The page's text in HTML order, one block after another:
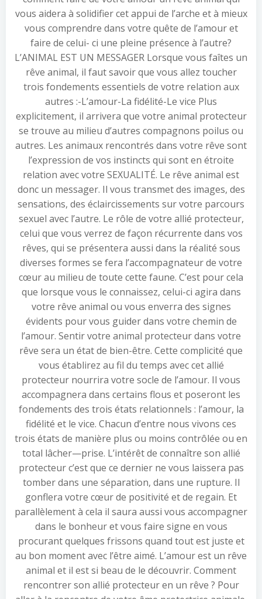
vous aidera à solidifier cet appui de l’arche et à mieux
vous comprendre dans votre quête de l’amour et
faire de celui- ci une pleine présence à l’autre?
L’ANIMAL EST UN MESSAGER Lorsque vous faîtes un
rêve animal, il faut savoir que vous allez toucher
trois fondements essentiels de votre relation aux
autres :-L’amour-La fidélité-Le vice Plus
explicitement, il arrivera que votre animal protecteur
se trouve au milieu d’autres compagnons poilus ou
autres. Les animaux rencontrés dans votre rêve sont
l’expression de vos instincts qui sont en étroite
relation avec votre SEXUALITÉ. Le rêve animal est
donc un messager. Il vous transmet des images, des
sensations, des éclaircissements sur votre parcours
sexuel avec l’autre. Le rôle de votre allié protecteur,
celui que vous verrez de façon récurrente dans vos
rêves, qui se présentera aussi dans la réalité sous
diverses formes se fera l’accompagnateur de votre
cœur au milieu de toute cette faune. C’est pour cela
que lorsque vous le connaissez, celui-ci agira dans
votre rêve animal ou vous enverra des signes
évidents pour vous guider dans votre chemin de
l’amour. Sentir votre animal protecteur dans votre
rêve sera un état de bien-être. Cette complicité que
vous établirez au fil du temps avec cet allié
protecteur nourrira votre socle de l’amour. Il vous
accompagnera dans certains flous et poseront les
fondements des trois états relationnels : l’amour, la
fidélité et le vice. Chacun d’entre nous vivons ces
trois états de manière plus ou moins contrôlée ou en
total lâcher—prise. L’intérêt de connaître son allié
protecteur c’est que ce dernier ne vous laissera pas
tomber dans une séparation, dans une rupture. Il
gonflera votre cœur de positivité et de regain. Et
parallèlement à cela il saura aussi vous accompagner
dans le bonheur et vous faire signe en vous
procurant quelques frissons quand tout est juste et
au bon moment avec l’être aimé. L’amour est un rêve
animal et il est si beau de le découvrir. Comment
rencontrer son allié protecteur en un rêve ? Pour